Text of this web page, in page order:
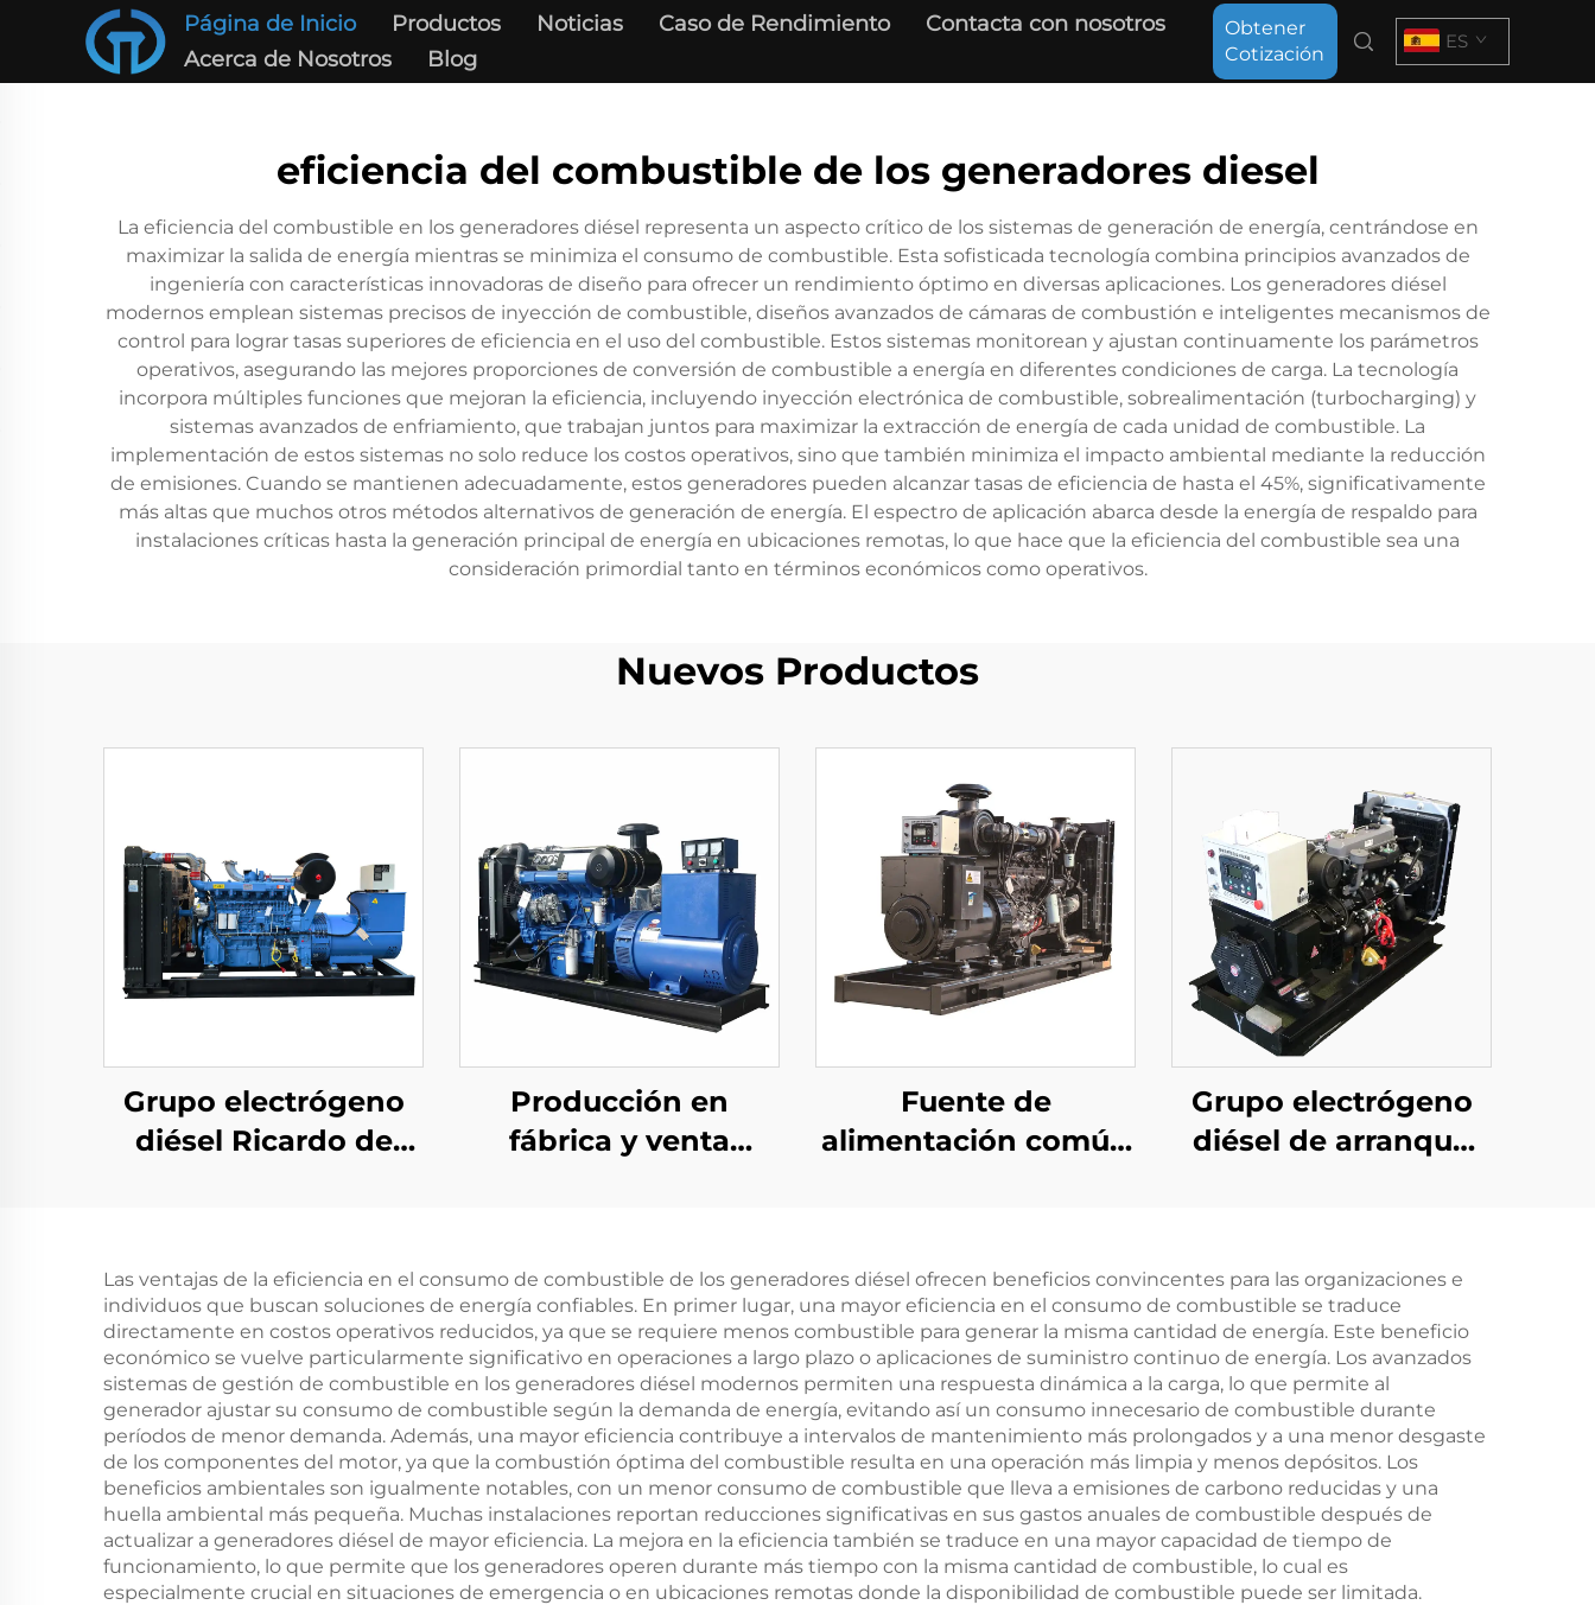
Página de Inicio Productos Noticias Caso de Rendimiento
Contacta con nosotros
Acerca de Nosotros
Blog
Obtener
Cotización
ES
eficiencia del combustible de los generadores diesel
La eficiencia del combustible en los generadores diésel representa un aspecto crítico de los sistemas de generación de energía, centrándose en
maximizar la salida de energía mientras se minimiza el consumo de combustible. Esta sofisticada tecnología combina principios avanzados de
ingeniería con características innovadoras de diseño para ofrecer un rendimiento óptimo en diversas aplicaciones. Los generadores diésel
modernos emplean sistemas precisos de inyección de combustible, diseños avanzados de cámaras de combustión e inteligentes mecanismos de
control para lograr tasas superiores de eficiencia en el uso del combustible. Estos sistemas monitorean y ajustan continuamente los parámetros
operativos, asegurando las mejores proporciones de conversión de combustible a energía en diferentes condiciones de carga. La tecnología
incorpora múltiples funciones que mejoran la eficiencia, incluyendo inyección electrónica de combustible, sobrealimentación (turbocharging) y
sistemas avanzados de enfriamiento, que trabajan juntos para maximizar la extracción de energía de cada unidad de combustible. La
implementación de estos sistemas no solo reduce los costos operativos, sino que también minimiza el impacto ambiental mediante la reducción
de emisiones. Cuando se mantienen adecuadamente, estos generadores pueden alcanzar tasas de eficiencia de hasta el 45%, significativamente
más altas que muchos otros métodos alternativos de generación de energía. El espectro de aplicación abarca desde la energía de respaldo para
instalaciones críticas hasta la generación principal de energía en ubicaciones remotas, lo que hace que la eficiencia del combustible sea una
consideración primordial tanto en términos económicos como operativos.
Nuevos Productos
Grupo electrógeno
diésel Ricardo de
Producción en
fábrica y venta
rendimiento
Fuente de
alimentación común
energía de alta
eficiencia Cummins
de 321KW
Grupo electrógeno
diésel de arranque
SDEC
Las ventajas de la eficiencia en el consumo de combustible de los generadores diésel ofrecen beneficios convincentes para las organizaciones e
individuos que buscan soluciones de energía confiables. En primer lugar, una mayor eficiencia en el consumo de combustible se traduce
directamente en costos operativos reducidos, ya que se requiere menos combustible para generar la misma cantidad de energía. Este beneficio
económico se vuelve particularmente significativo en operaciones a largo plazo o aplicaciones de suministro continuo de energía. Los avanzados
sistemas de gestión de combustible en los generadores diésel modernos permiten una respuesta dinámica a la carga, lo que permite al
generador ajustar su consumo de combustible según la demanda de energía, evitando así un consumo innecesario de combustible durante
períodos de menor demanda. Además, una mayor eficiencia contribuye a intervalos de mantenimiento más prolongados y a una menor desgaste
de los componentes del motor, ya que la combustión óptima del combustible resulta en una operación más limpia y menos depósitos. Los
beneficios ambientales son igualmente notables, con un menor consumo de combustible que lleva a emisiones de carbono reducidas y una
huella ambiental más pequeña. Muchas instalaciones reportan reducciones significativas en sus gastos anuales de combustible después de
actualizar a generadores diésel de mayor eficiencia. La mejora en la eficiencia también se traduce en una mayor capacidad de tiempo de
funcionamiento, lo que permite que los generadores operen durante más tiempo con la misma cantidad de combustible, lo cual es
especialmente crucial en situaciones de emergencia o en ubicaciones remotas donde la disponibilidad de combustible puede ser limitada.